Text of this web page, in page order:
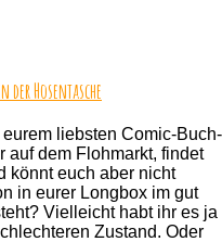
Toni
Hecker
vom
Schreibtisch
auf
die
Straße
Hosentasche
liebsten Comic-Buch-
auf dem Flohmarkt, findet
könnt euch aber nicht
in eurer Longbox im gut
Vielleicht habt ihr es ja
Zustand. Oder